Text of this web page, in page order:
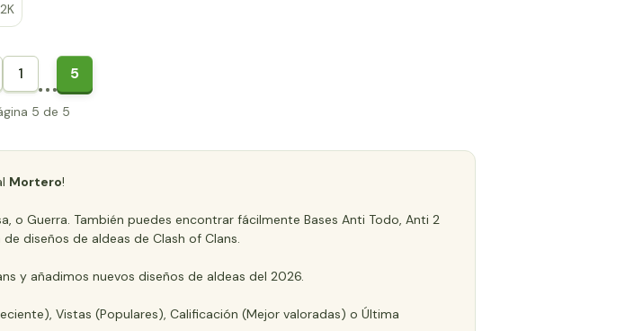
2K
1 5
5 de 5
Mortero!
o Guerra. También puedes encontrar fácilmente Bases Anti Todo, Anti 2
diseños de aldeas de Clash of Clans.
y añadimos nuevos diseños de aldeas del 2026.
Vistas (Populares), Calificación (Mejor valoradas) o Última